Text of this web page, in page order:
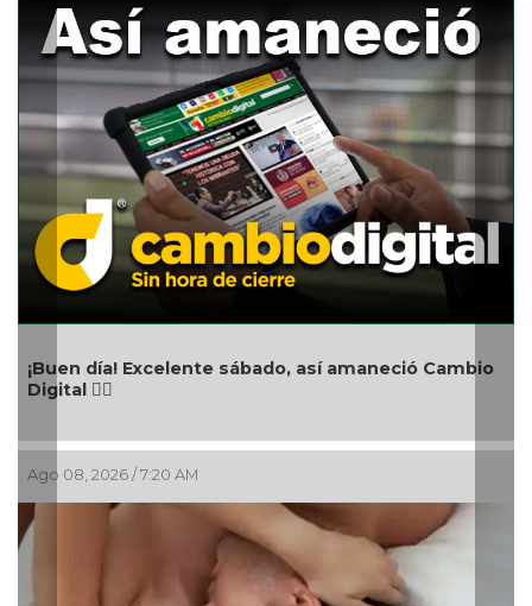
Cambio
Aniversario del natalicio de Emiliano